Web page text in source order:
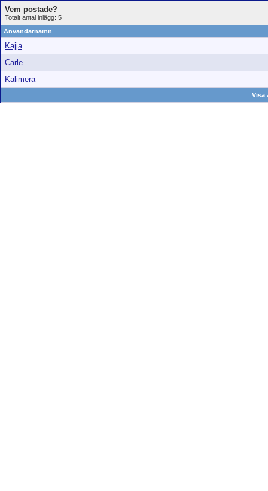
Vem postade?
Totalt antal inlägg: 5
Användarnamn
Kajja
Carle
Kalimera
Visa